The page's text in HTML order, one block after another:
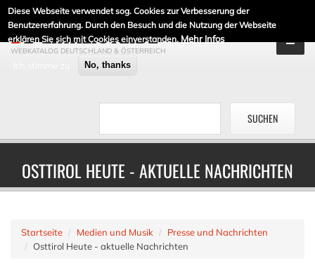
Diese Webseite verwendet sog. Cookies zur Verbesserung der
Benutzererfahrung. Durch den Besuch und die Nutzung der Webseite
erklären Sie sich mit Cookies einverstanden. Mehr Infos
No, thanks
DE-LINKLISTE.DE
WEBKATALOG DEUTSCHLAND & ÖSTERREICH
OSTTIROL HEUTE - AKTUELLE NACHRICHTEN
Startseite Medien und Musik
Presse und Nachrichten
Osttirol Heute - aktuelle Nachrichten